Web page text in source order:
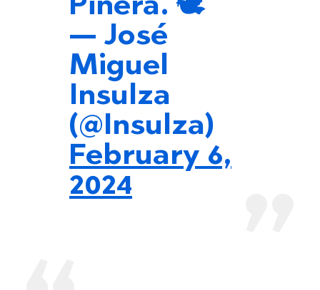
Piñera. 🕊️
— José
Miguel
Insulza
(@Insulza)
February 6,
2024